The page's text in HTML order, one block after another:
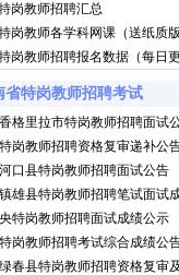
岗教师招聘汇总
岗教师各学科网课（送纸质版
岗教师招聘报名数据（每日更
省特岗教师招聘考试
格里拉市特岗教师招聘面试
岗教师招聘资格复审递补公
口县特岗教师招聘面试公告
雄县特岗教师招聘笔试面试
特岗教师招聘面试成绩公示
岗教师招聘考试综合成绩公
春县特岗教师招聘资格复审